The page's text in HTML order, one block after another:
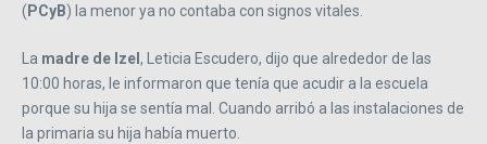
(PCyB) la menor ya no contaba con signos vitales.
La madre de Izel, Leticia Escudero, dijo que alrededor de las
10:00 horas, le informaron que tenía que acudir a la escuela
porque su hija se sentía mal. Cuando arribó a las instalaciones de
la primaria su hija había muerto.